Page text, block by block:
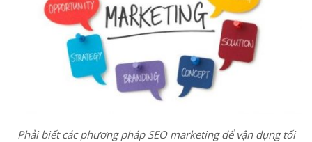
Phải biết các phương pháp SEO marketing để vận đụng tối